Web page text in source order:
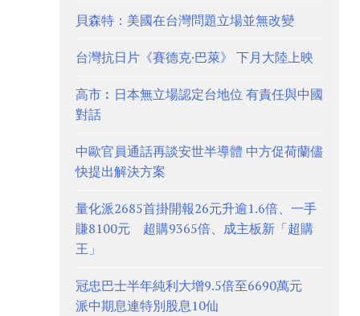
貝森特：美國在台灣問題立場並無改變
台灣抗日片《賽德克·巴萊》 下月大陸上映
高市︰日本無立場認定台地位 有責任與中國
對話
中歐官員通話再談安世半導體 中方促荷蘭儘
快提出解決方案
量化派2685首掛開報26元升逾1.6倍、一手
賺8100元 超購9365倍、成主板新「超購
王」
冠忠巴士半年純利大增9.5倍至6690萬元
派中期息連特別股息10仙